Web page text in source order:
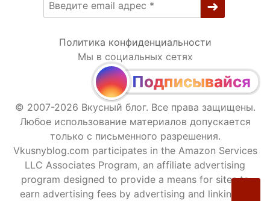
Политика конфиденциальности
Мы в социальных сетях
Подписывайся
© 2007-2026 Вкусный блог. Все права защищены.
Любое использование материалов допускается
только с письменного разрешения.
Vkusnyblog.com participates in the Amazon Services
LLC Associates Program, an affiliate advertising
program designed to provide a means for sites to
earn advertising fees by advertising and linking to